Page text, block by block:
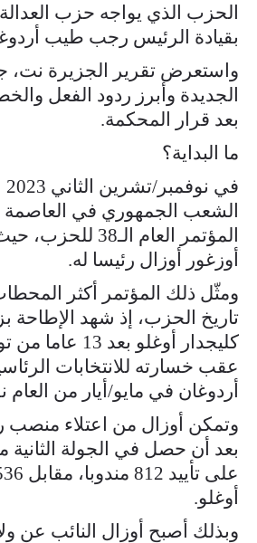
الحزب الذي يواجه حزب العدالة
بقيادة الرئيس رجب طيب
واستعرض تقرير الجزيرة نت،
الجديدة وأبرز ردود الفعل
بعد قرار المحكمة.
ما البداية؟
الشعب الجمهوري في العاصمة
المؤتمر العام
أوزغور أوزال رئيسا له.
ومثّل ذلك المؤتمر أكثر
تاريخ الحزب، إذ شهد الإطاحة
كليجدار أوغلو بعد
عقب خسارته للانتخابات
أردوغان في مايو/أيار من
وتمكن أوزال من اعتلاء منصب
بعد أن حصل في الجولة
أوغلو.
وبذلك أصبح أوزال النائب عن